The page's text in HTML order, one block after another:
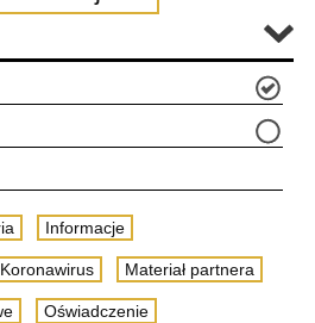
Informacje
Koronawirus Materiał partnera
Oświadczenie